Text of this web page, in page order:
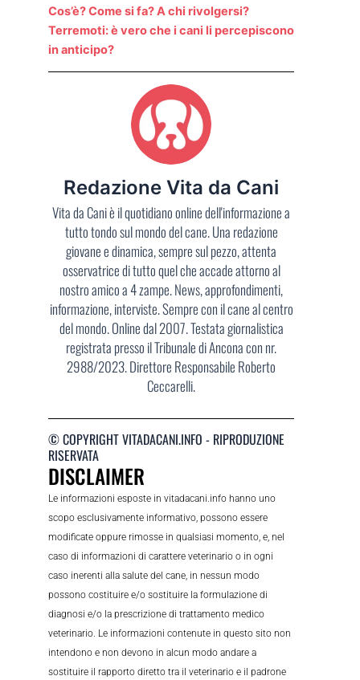
Cos’è? Come si fa? A chi rivolgersi?
Terremoti: è vero che i cani li percepiscono
in anticipo?
Redazione Vita da Cani
Vita da Cani è il quotidiano online dell'informazione a
tutto tondo sul mondo del cane. Una redazione
giovane e dinamica, sempre sul pezzo, attenta
osservatrice di tutto quel che accade attorno al
nostro amico a 4 zampe. News, approfondimenti,
informazione, interviste. Sempre con il cane al centro
del mondo. Online dal 2007. Testata giornalistica
registrata presso il Tribunale di Ancona con nr.
2988/2023. Direttore Responsabile Roberto
Ceccarelli.
© COPYRIGHT VITADACANI.INFO - RIPRODUZIONE
RISERVATA
DISCLAIMER
Le informazioni esposte in vitadacani.info hanno uno
scopo esclusivamente informativo, possono essere
modificate oppure rimosse in qualsiasi momento, e, nel
caso di informazioni di carattere veterinario o in ogni
caso inerenti alla salute del cane, in nessun modo
possono costituire e/o sostituire la formulazione di
diagnosi e/o la prescrizione di trattamento medico
veterinario. Le informazioni contenute in questo sito non
intendono e non devono in alcun modo andare a
sostituire il rapporto diretto tra il veterinario e il padrone